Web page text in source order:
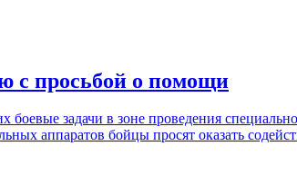
с просьбой о помощи
задачи в зоне проведения
аппаратов бойцы просят оказать